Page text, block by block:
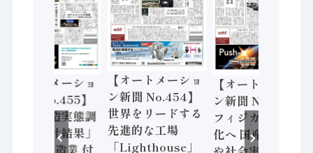
【オートメーショ
ン新聞 No.455】
「経済構造実態調
査二次集計結果」
【オートメーショ
ン新聞 No.454】
世界をリードする
先進的な工場
「Lighthouse」
【オートメーショ
ン新聞 No.453】
フィジカルAI本格
化へ 国産AI開発